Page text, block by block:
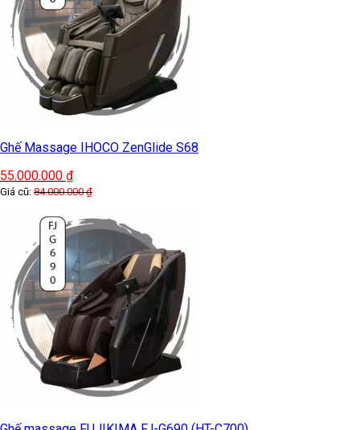
Ghế Massage IHOCO ZenGlide S68
55.000.000 ₫
Giá cũ: 84.000.000₫